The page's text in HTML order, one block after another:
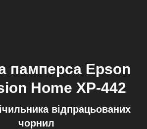
памперса Epson
Home XP-442
відпрацьованих
чорнил